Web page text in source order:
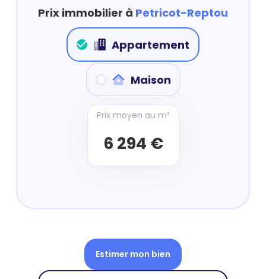
Prix immobilier à Petricot-Reptou
Appartement
Maison
Prix moyen au m²
6 294 €
Estimer mon bien